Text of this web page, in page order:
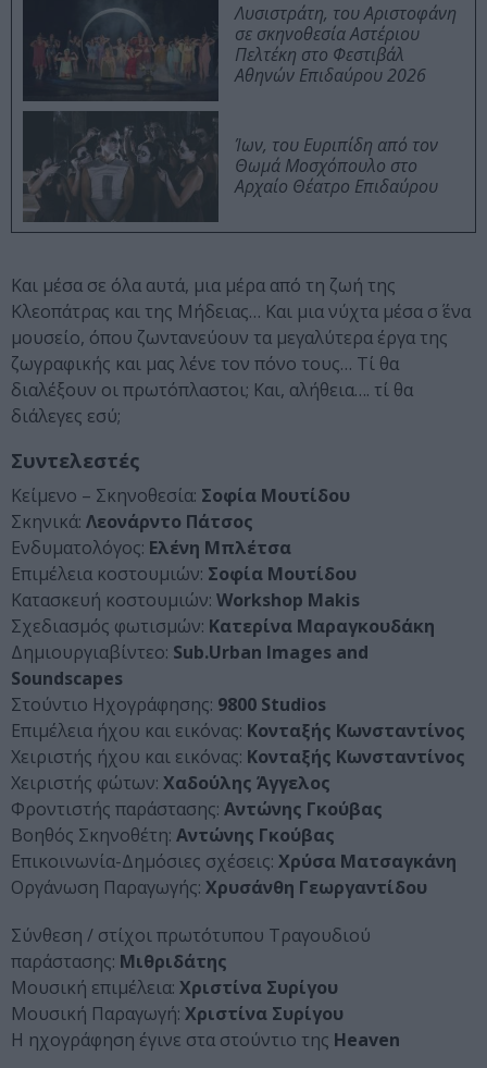
Λυσιστράτη, του Αριστοφάνη
σε σκηνοθεσία Αστέριου
Πελτέκη στο Φεστιβάλ
Αθηνών Επιδαύρου 2026
Ίων, του Ευριπίδη από τον
Θωμά Μοσχόπουλο στο
Αρχαίο Θέατρο Επιδαύρου
Και μέσα σε όλα αυτά, μια μέρα από τη ζωή της
Κλεοπάτρας και της Μήδειας… Και μια νύχτα μέσα σ΄ ένα
μουσείο, όπου ζωντανεύουν τα μεγαλύτερα έργα της
ζωγραφικής και μας λένε τον πόνο τους… Τί θα
διαλέξουν οι πρωτόπλαστοι; Και, αλήθεια…. τί θα
διάλεγες εσύ;
Συντελεστές
Κείμενο – Σκηνοθεσία: Σοφία Μουτίδου
Σκηνικά: Λεονάρντο Πάτσος
Ενδυματολόγος: Ελένη Μπλέτσα
Επιμέλεια κοστουμιών: Σοφία Μουτίδου
Κατασκευή κοστουμιών: Workshop Makis
Σχεδιασμός φωτισμών: Κατερίνα Μαραγκουδάκη
Δημιουργιαβίντεο: Sub.Urban Images and
Soundscapes
Στούντιο Ηχογράφησης: 9800 Studios
Επιμέλεια ήχου και εικόνας: Κονταξής Κωνσταντίνος
Χειριστής ήχου και εικόνας: Κονταξής Κωνσταντίνος
Χειριστής φώτων: Χαδούλης Άγγελος
Φροντιστής παράστασης: Αντώνης Γκούβας
Βοηθός Σκηνοθέτη: Αντώνης Γκούβας
Επικοινωνία-Δημόσιες σχέσεις: Χρύσα Ματσαγκάνη
Οργάνωση Παραγωγής: Χρυσάνθη Γεωργαντίδου
Σύνθεση / στίχοι πρωτότυπου Τραγουδιού
παράστασης: Μιθριδάτης
Μουσική επιμέλεια: Χριστίνα Συρίγου
Μουσική Παραγωγή: Χριστίνα Συρίγου
Η ηχογράφηση έγινε στα στούντιο της Heaven